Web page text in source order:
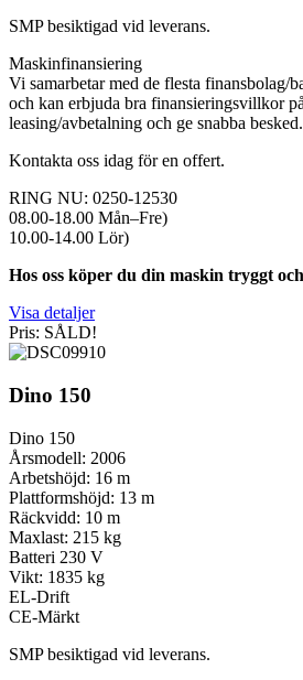
SMP besiktigad vid leverans.
Maskinfinansiering
Vi samarbetar med de flesta finansbolag/
och kan erbjuda bra finansieringsvillkor
leasing/avbetalning och ge snabba besked.
Kontakta oss idag för en offert.
RING NU: 0250-12530
08.00-18.00 Mån–Fre)
10.00-14.00 Lör)
Hos oss köper du din maskin tryggt
Visa detaljer
Pris: SÅLD!
Dino 150
Dino 150
Årsmodell: 2006
Arbetshöjd: 16 m
Plattformshöjd: 13 m
Räckvidd: 10 m
Maxlast: 215 kg
Batteri 230 V
Vikt: 1835 kg
EL-Drift
CE-Märkt
SMP besiktigad vid leverans.